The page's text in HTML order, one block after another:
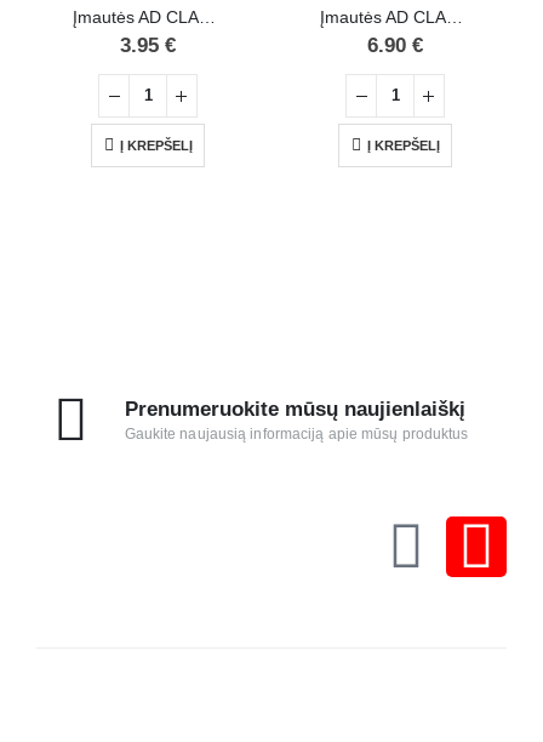
3.95 €
Į KREPŠELĮ
6.90 €
Į KREPŠELĮ
Prenumeruokite mūsų naujienlaiškį
Gaukite naujausią informaciją apie mūsų produktus